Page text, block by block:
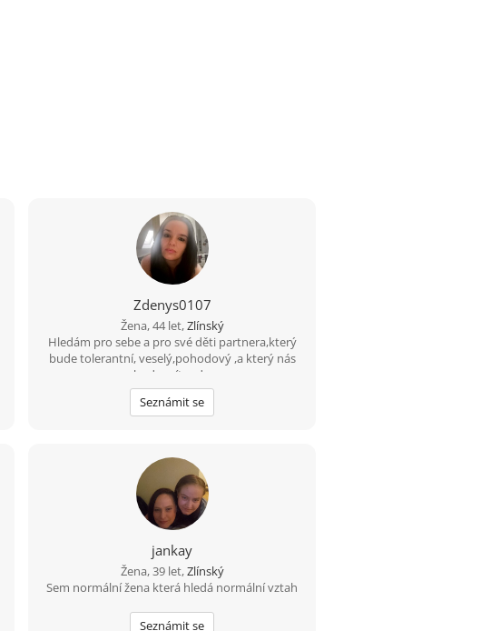
Zdenys0107
Žena, 44 let,Zlínský
Hledám pro sebe a pro své děti partnera,který
bude tolerantní, veselý,pohodový ,a který nás
bude mít rad...
Seznámit se
jankay
Žena, 39 let,Zlínský
Sem normální žena která hledá normální vztah
Seznámit se